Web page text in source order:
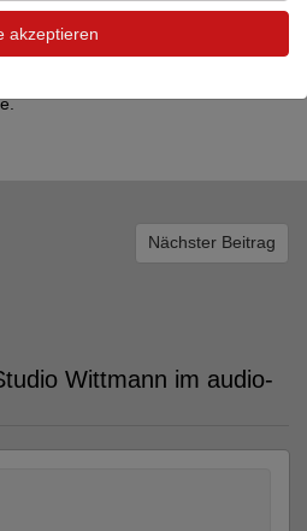
– das Gerät putzt jeden einzelnen
um mit seinen Kollegen um
Nächster Beitrag
Wittmann im audio-
akzeptieren